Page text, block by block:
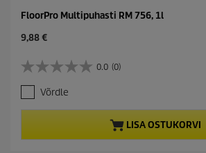
FloorPro Multipuhasti RM 756, 1l
C
r
e
n
t
r
9,88 €
0.0 (0)
0
.
0
/
Võrdle
LISA OSTUKORVI